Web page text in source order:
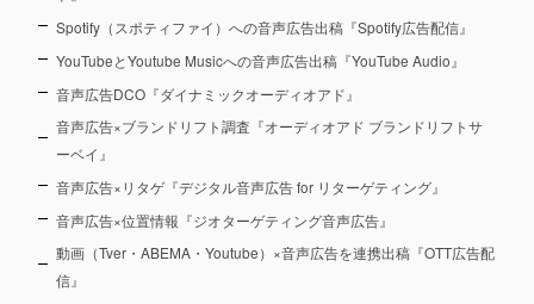
Spotify（スポティファイ）への音声広告出稿『Spotify広告配信』
YouTubeとYoutube Musicへの音声広告出稿『YouTube Audio』
音声広告DCO『ダイナミックオーディオアド』
音声広告×ブランドリフト調査『オーディオアド ブランドリフトサ
ーベイ』
音声広告×リタゲ『デジタル音声広告 for リターゲティング』
音声広告×位置情報『ジオターゲティング音声広告』
動画（Tver・ABEMA・Youtube）×音声広告を連携出稿『OTT広告配
信』